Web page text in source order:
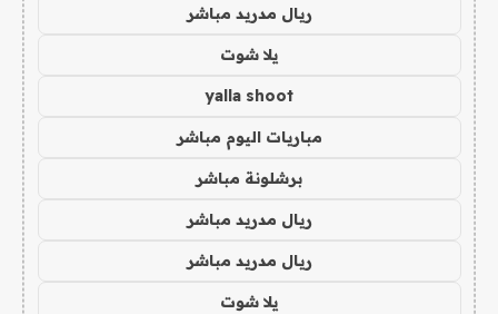
ريال مدريد مباشر
يلا شوت
yalla shoot
مباريات اليوم مباشر
برشلونة مباشر
ريال مدريد مباشر
ريال مدريد مباشر
يلا شوت